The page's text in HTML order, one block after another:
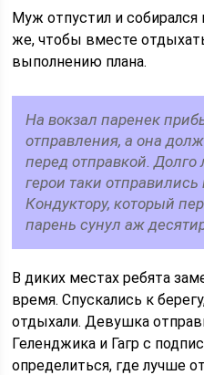
Муж отпустил и собирался
же, чтобы вместе
выполнению плана.
На вокзал паренек
отправления, а она
перед отправкой. Долго
герои таки
Кондуктору, который
парень сунул аж
В диких местах ребята
время. Спускались к
отдыхали. Девушка
Геленджика и Гагр с
определиться, где лучше